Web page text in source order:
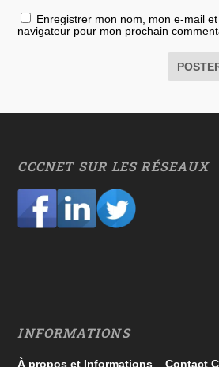
Enregistrer mon nom, mon e-mail
navigateur pour mon prochain
CCCNET SUR LES RÉSEAUX
INFORMATIONS
À propos et Informations –Contact